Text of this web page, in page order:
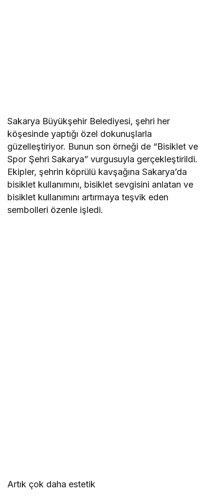
Sakarya Büyükşehir Belediyesi, şehri her
köşesinde yaptığı özel dokunuşlarla
güzelleştiriyor. Bunun son örneği de “Bisiklet ve
Spor Şehri Sakarya” vurgusuyla gerçekleştirildi.
Ekipler, şehrin köprülü kavşağına Sakarya’da
bisiklet kullanımını, bisiklet sevgisini anlatan ve
bisiklet kullanımını artırmaya teşvik eden
sembolleri özenle işledi.
Artık çok daha estetik